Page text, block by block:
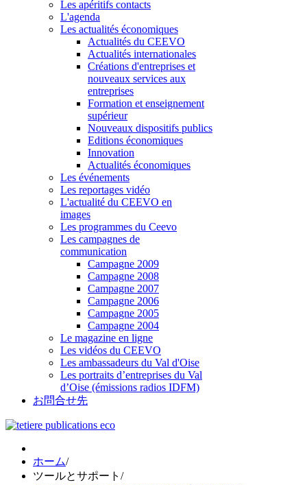
Les apéritifs contacts
L'agenda
Les actualités économiques
Actualités du CEEVO
Actualités internationales
Créations d'entreprises et
nouveaux services aux
entreprises
Formation et enseignement
supérieur
Nouveaux dispositifs publics
Editions économiques
Innovation
Actualités économiques
Les événements
Les reportages vidéo
L'actualité du CEEVO en
images
Les programmes du Ceevo
Les campagnes de
communication
Campagne 2009
Campagne 2008
Campagne 2007
Campagne 2006
Campagne 2005
Campagne 2004
Le magazine en ligne
Les vidéos du CEEVO
Les ambassadeurs du Val d'Oise
Les portraits d’entreprises du Val
d’Oise (émissions radios IDFM)
お問合せ先
ホーム/
ツールとサポート /